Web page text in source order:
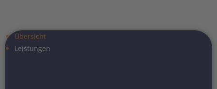
Übersicht
Leistungen